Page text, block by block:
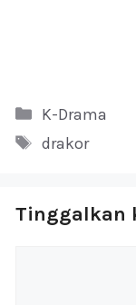
Kategori
K-Drama
Tag
drakor
Tinggalkan